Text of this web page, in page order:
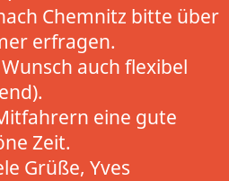
Chemnitz bitte über
erfragen.
auch flexibel
eine gute
Zeit.
Grüße, Yves